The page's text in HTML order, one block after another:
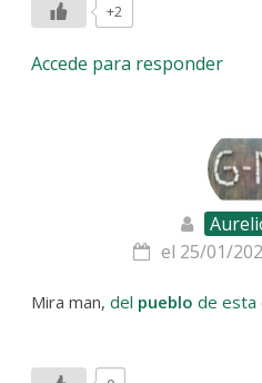
+2
Accede para responder
el 25/01/
Mira man,del pueblo de esta